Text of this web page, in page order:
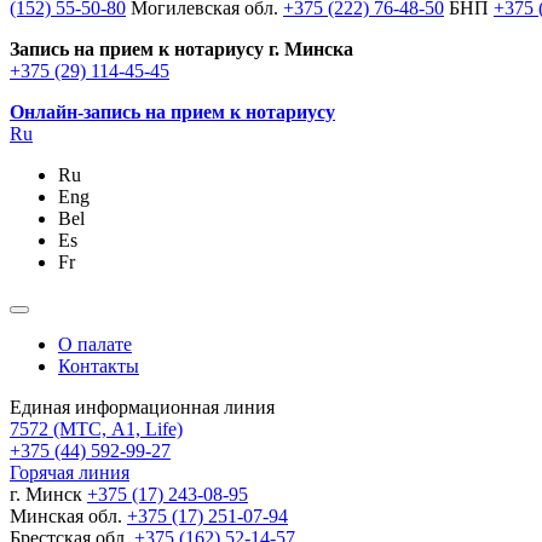
(152) 55-50-80 Могилевская обл. +375 (222) 76-48-50 БНП +375
Запись на прием к нотариусу г. Минска
+375 (29) 114-45-45
Онлайн-запись на прием к нотариусу
Ru
Ru
Eng
Bel
Es
Fr
О палате
Контакты
Единая информационная линия
7572 (МТС, A1, Life)
+375 (44) 592-99-27
Горячая линия
г. Минск +375 (17) 243-08-95
Минская обл. +375 (17) 251-07-94
Брестская обл. +375 (162) 52-14-57